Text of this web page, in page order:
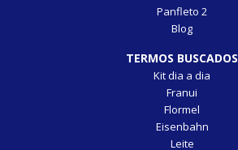
Panfleto 2
Blog
TERMOS BUSCADOS
Kit dia a dia
Franui
Flormel
Eisenbahn
Leite